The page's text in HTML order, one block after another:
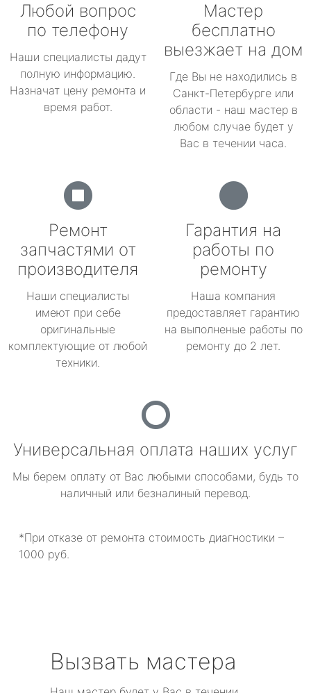
Любой вопрос
по телефону
Наши специалисты дадут
полную информацию.
Назначат цену ремонта и
время работ.
Мастер
бесплатно
выезжает на дом
Где Вы не находились в
Санкт-Петербурге или
области - наш мастер в
любом случае будет у
Вас в течении часа.
Ремонт
запчастями от
производителя
Наши специалисты
имеют при себе
оригинальные
комплектующие от любой
техники.
Гарантия на
работы по
ремонту
Наша компания
предоставляет гарантию
на выполненые работы по
ремонту до 2 лет.
Универсальная оплата наших услуг
Мы берем оплату от Вас любыми способами, будь то
наличный или безналиный перевод.
*При отказе от ремонта стоимость диагностики –
1000 руб.
Вызвать мастера